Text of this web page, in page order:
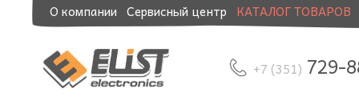
О компании Сервисный центр КАТАЛОГ ТОВАРОВ
+7 (351) 729-